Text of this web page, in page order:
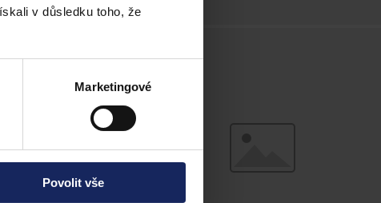
v důsledku toho, že
Marketingové
Povolit vše